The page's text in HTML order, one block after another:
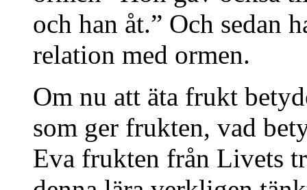
och han åt.” Och sedan
relation med ormen.
Om nu att äta frukt
som ger frukten, vad
Eva frukten från Livets